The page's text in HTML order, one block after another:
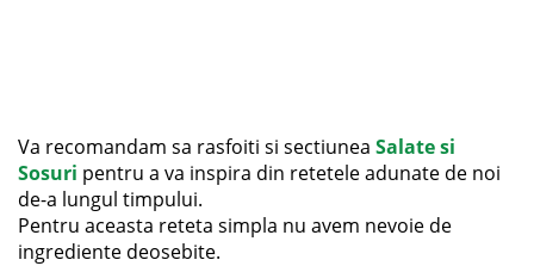
Va recomandam sa rasfoiti si sectiunea Salate si
Sosuri pentru a va inspira din retetele adunate de noi
de-a lungul timpului.
Pentru aceasta reteta simpla nu avem nevoie de
ingrediente deosebite.